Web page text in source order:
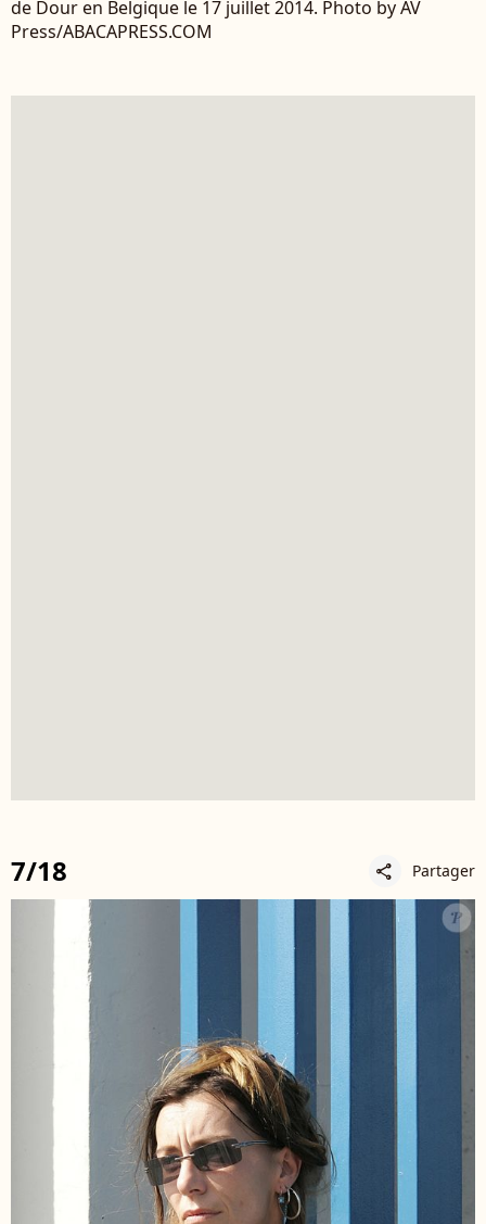
de Dour en Belgique le 17 juillet 2014. Photo by AV
Press/ABACAPRESS.COM
7/18 share Partager